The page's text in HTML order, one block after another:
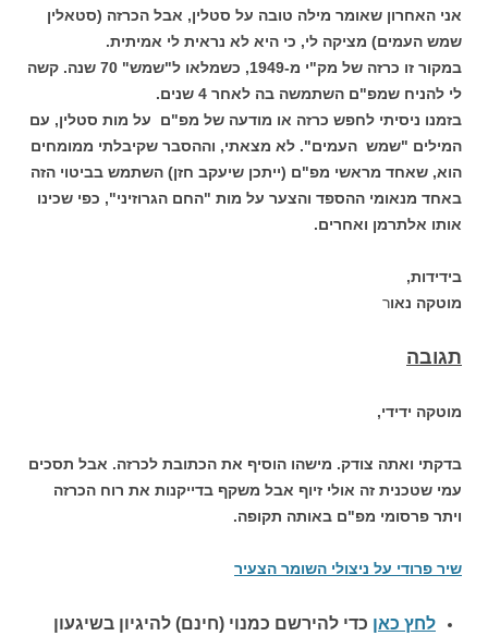
אני האחרון שאומר מילה טובה על סטלין, אבל הכרזה (סטאלין
שמש העמים) מציקה לי, כי היא לא נראית לי אמיתית.
במקור זו כרזה של מק"י מ-1949, כשמלאו ל"שמש" 70 שנה. קשה
לי להניח שמפ"ם השתמשה בה לאחר 4 שנים.
בזמנו ניסיתי לחפש כרזה או מודעה של מפ"ם על מות סטלין, עם
המילים "שמש העמים". לא מצאתי, וההסבר שקיבלתי ממומחים
הוא, שאחד מראשי מפ"ם (ייתכן שיעקב חזן) השתמש בביטוי הזה
באחד מנאומי ההספד והצער על מות "החם הגרוזיני", כפי שכינו
אותו אלתרמן ואחרים.
בידידות,
מוטקה נאור
תגובה
מוטקה ידידי,
בדקתי ואתה צודק. מישהו הוסיף את הכתובת לכרזה. אבל תסכים
עמי שטכנית זה אולי זיוף אבל משקף בדייקנות את רוח הכרזה
ויתר פרסומי מפ"ם באותה תקופה.
שיר פרודי על ניצולי השומר הצעיר
לחץ כאן כדי להירשם כמנוי (חינם) להיגיון בשיגעון